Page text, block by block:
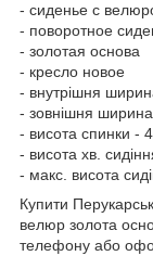
- сиденье с
- поворотное
- золотая основа
- кресло новое
- внутрішня
- зовнішня
- висота спинки -
- висота хв.
- макс. висота
Купити
велюр золота
телефону або